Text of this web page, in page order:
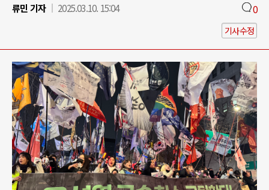
류민 기자
2025.03.10. 15:04 0
기사수정